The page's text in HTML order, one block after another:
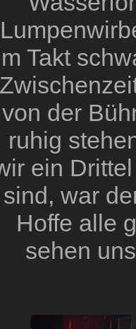
Takt
von der
ruhig
ein
sind, war
Hoffe alle
sehen